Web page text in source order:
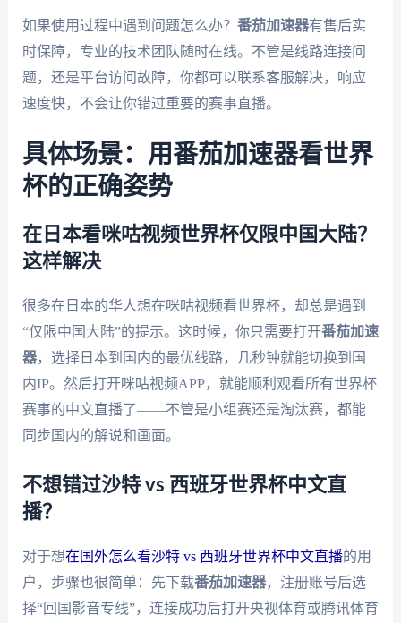
如果使用过程中遇到问题怎么办？ 番茄加速器有售后实
时保障，专业的技术团队随时在线。不管是线路连接问
题，还是平台访问故障，你都可以联系客服解决，响应
速度快，不会让你错过重要的赛事直播。
具体场景：用番茄加速器看世界
杯的正确姿势
在日本看咪咕视频世界杯仅限中国大陆？
这样解决
很多在日本的华人想在咪咕视频看世界杯，却总是遇到
“仅限中国大陆”的提示。这时候，你只需要打开番茄加速
器，选择日本到国内的最优线路，几秒钟就能切换到国
内IP。然后打开咪咕视频APP，就能顺利观看所有世界杯
赛事的中文直播了——不管是小组赛还是淘汰赛，都能
同步国内的解说和画面。
不想错过沙特 vs 西班牙世界杯中文直
播？
对于想在国外怎么看沙特 vs 西班牙世界杯中文直播的用
户，步骤也很简单：先下载番茄加速器，注册账号后选
择“回国影音专线”，连接成功后打开央视体育或腾讯体育